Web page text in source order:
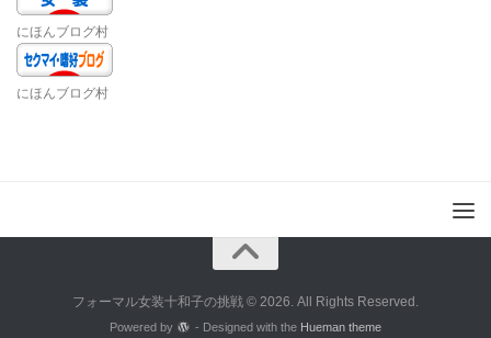
にほんブログ村
にほんブログ村
フォーマル女装十和子の挑戦 © 2026. All Rights Reserved.
Powered by - Designed with the Hueman theme